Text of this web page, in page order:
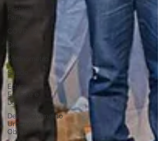
Festival da
COVD-19
Dengue
Vacinômetro
Saúde
Educação,
Esporte e
Lazer
Desenvolvimento
Urbanos e
Obras